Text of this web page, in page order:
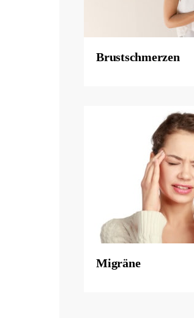
Brustschmerzen
Migräne